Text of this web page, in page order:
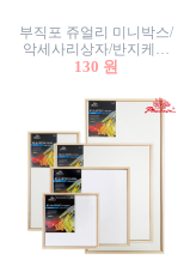
부직포 쥬얼리 미니박스/
악세사리상자/반지케이
스/반지상자/귀걸이상자/
130 원